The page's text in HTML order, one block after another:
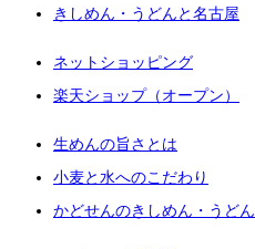
きしめん・うどんと名古屋
ネットショッピング
楽天ショップ（オープン）
生めんの旨さとは
小麦と水へのこだわり
かどせんのきしめん・うどん